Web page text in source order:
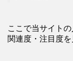
ここで当サイト
関連度・注目度を